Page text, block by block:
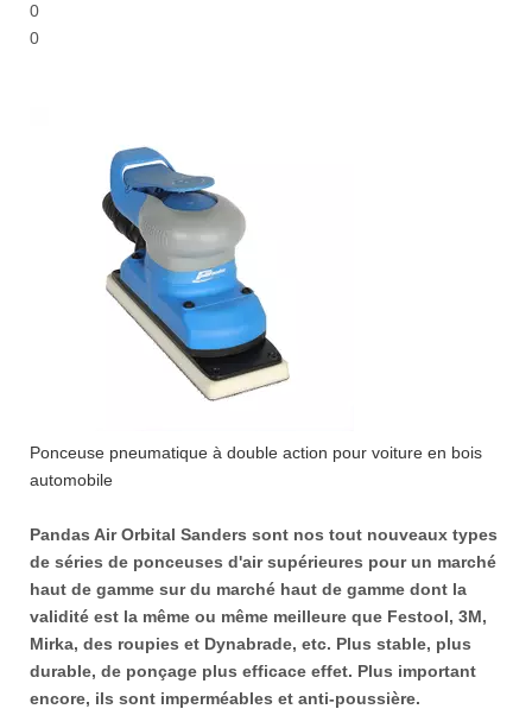
0
0
Ponceuse pneumatique à double action pour voiture en bois
automobile
Pandas Air Orbital Sanders sont nos tout nouveaux types
de séries de ponceuses d'air supérieures pour un marché
haut de gamme sur du marché haut de gamme dont la
validité est la même ou même meilleure que Festool, 3M,
Mirka, des roupies et Dynabrade, etc. Plus stable, plus
durable, de ponçage plus efficace effet. Plus important
encore, ils sont imperméables et anti-poussière.